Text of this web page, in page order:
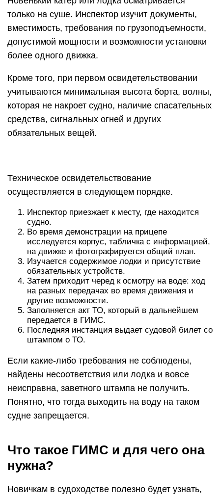
только на суше. Инспектор изучит документы,
вместимость, требования по грузоподъемности,
допустимой мощности и возможности установки
более одного движка.
Кроме того, при первом освидетельствовании
учитываются минимальная высота борта, волны,
которая не накроет судно, наличие спасательных
средства, сигнальных огней и других
обязательных вещей.
Техническое освидетельствование
осуществляется в следующем порядке.
Инспектор приезжает к месту, где находится
судно.
Во время демонстрации на прицепе
исследуется корпус, табличка с информацией,
на движке и фотографируется общий план.
Изучается содержимое лодки и присутствие
обязательных устройств.
Затем приходит черед к осмотру на воде: ход
на разных передачах во время движения и
другие возможности.
Заполняется акт ТО, который в дальнейшем
передается в ГИМС.
Последняя инстанция выдает судовой билет со
штампом о ТО.
Если какие-либо требования не соблюдены,
найдены несоответствия или лодка и вовсе
неисправна, заветного штампа не получить.
Понятно, что тогда выходить на воду на таком
судне запрещается.
Что такое ГИМС и для чего она
нужна?
Новичкам в судоходстве полезно будет узнать,